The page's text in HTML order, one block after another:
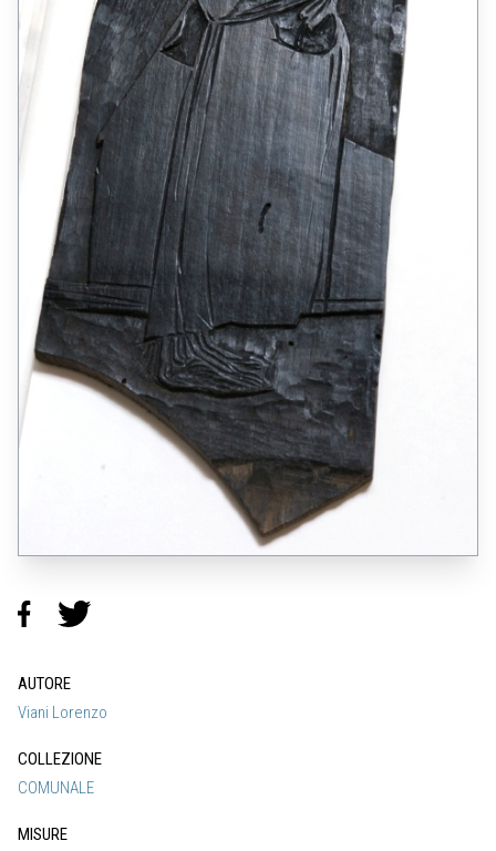
AUTORE
Viani Lorenzo
COLLEZIONE
COMUNALE
MISURE